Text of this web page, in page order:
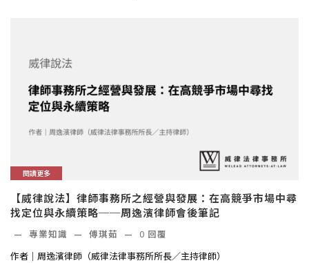
閱讀更多
【威律說法】律師事務所之經營與發展：在高競爭市場中尋
找定位與永續策略──周逸濱律師會後筆記
— 專業知識 — 傅琪茹 — 0 回覆
作者｜周逸濱律師（威律法律事務所所長／主持律師）